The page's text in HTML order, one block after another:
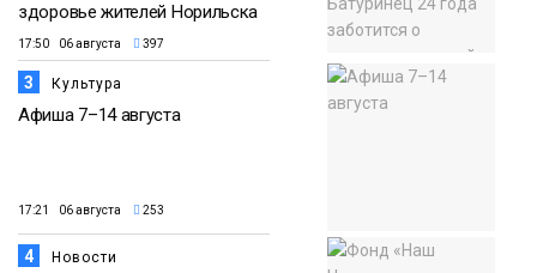
здоровье жителей Норильска
17:50 06 августа 397
3 Культура
Афиша 7–14 августа
17:21 06 августа 253
4 Новости